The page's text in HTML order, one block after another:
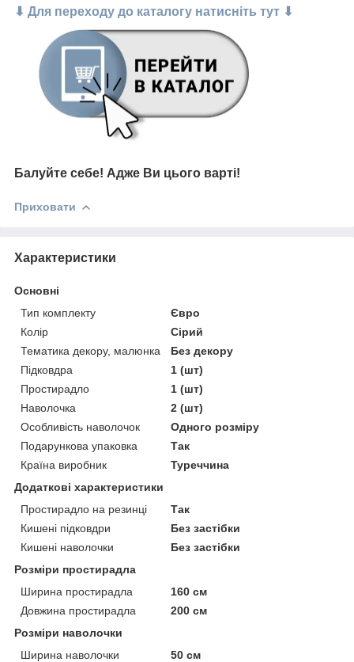
⬇ Для переходу до каталогу натисніть тут ⬇
Балуйте себе! Адже Ви цього варті!
Приховати
Характеристики
Основні
Тип комплекту
Євро
Колір
Сірий
Тематика декору, малюнка
Без декору
Підковдра
1 (шт)
Простирадло
1 (шт)
Наволочка
2 (шт)
Особливість наволочок
Одного розміру
Подарункова упаковка
Так
Країна виробник
Туреччина
Додаткові характеристики
Простирадло на резинці
Так
Кишені підковдри
Без застібки
Кишені наволочки
Без застібки
Розміри простирадла
Ширина простирадла
160 см
Довжина простирадла
200 см
Розміри наволочки
Ширина наволочки
50 см